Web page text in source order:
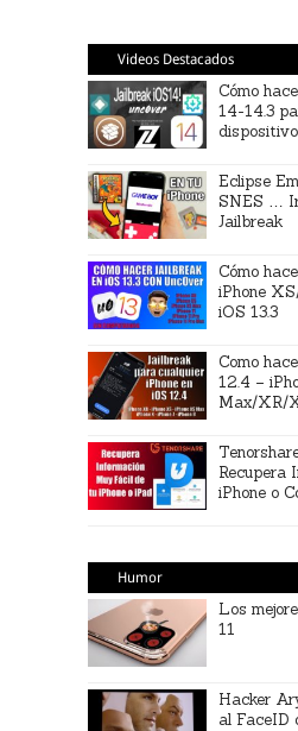
Videos Destacados
Cómo
14-14.3
Eclipse
SNES …
Jailbreak
Cómo
iPhone
iOS 13.3
Como
12.4 –
Max/XR/
Recupera
iPhone o
Humor
Los
11
Hacker
al FaceID